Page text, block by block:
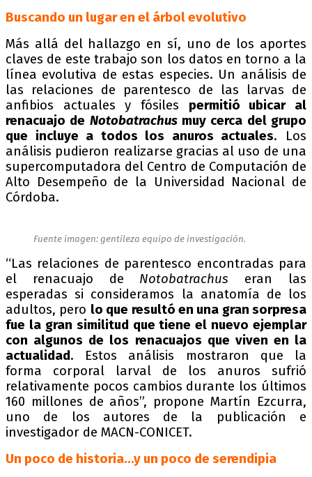
Buscando un lugar en el árbol evolutivo
Más allá del hallazgo en sí, uno de los aportes
claves de este trabajo son los datos en torno a la
línea evolutiva de estas especies. Un análisis de
las relaciones de parentesco de las larvas de
anfibios actuales y fósiles permitió ubicar al
renacuajo de Notobatrachusmuy cerca del grupo
que incluye a todos los anuros actuales. Los
análisis pudieron realizarse gracias al uso de una
supercomputadora del Centro de Computación de
Alto Desempeño de la Universidad Nacional de
Córdoba.
Fuente imagen: gentileza equipo de investigación.
“Las relaciones de parentesco encontradas para
el renacuajo de Notobatrachus eran las
esperadas si consideramos la anatomía de los
adultos, pero lo que resultó en una gran sorpresa
fue la gran similitud que tiene el nuevo ejemplar
con algunos de los renacuajos que viven en la
actualidad. Estos análisis mostraron que la
forma corporal larval de los anuros sufrió
relativamente pocos cambios durante los últimos
160 millones de años”, propone Martín Ezcurra,
uno de los autores de la publicación e
investigador de MACN-CONICET.
Un poco de historia…y un poco de serendipia